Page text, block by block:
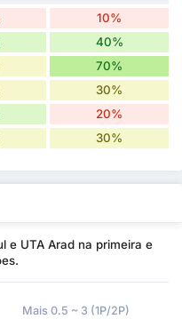
10%
40%
70%
30%
20%
30%
e UTA Arad na primeira e
Mais 0.5 ~ 3 (1P/2P)